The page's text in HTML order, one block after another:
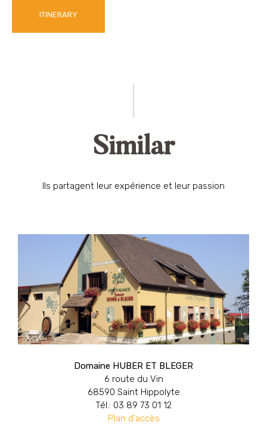
ITINERARY
Similar
Ils partagent leur expérience et leur passion
Domaine HUBER ET BLEGER
6 route du Vin
68590 Saint Hippolyte
Tél.: 03 89 73 01 12
Plan d'accès